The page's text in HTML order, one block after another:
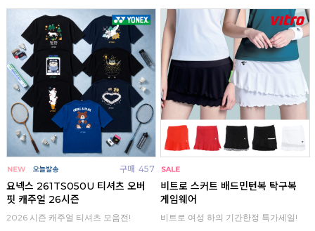
구매 457
요넥스 261TS050U 티셔츠 오버
핏 캐주얼 26시즌
2026 시즌 캐주얼 티셔츠 모음전!
비트로 스커트 배드민턴복 탁구복
게임웨어
비트로 여성 하의 기간한정 특가세일!